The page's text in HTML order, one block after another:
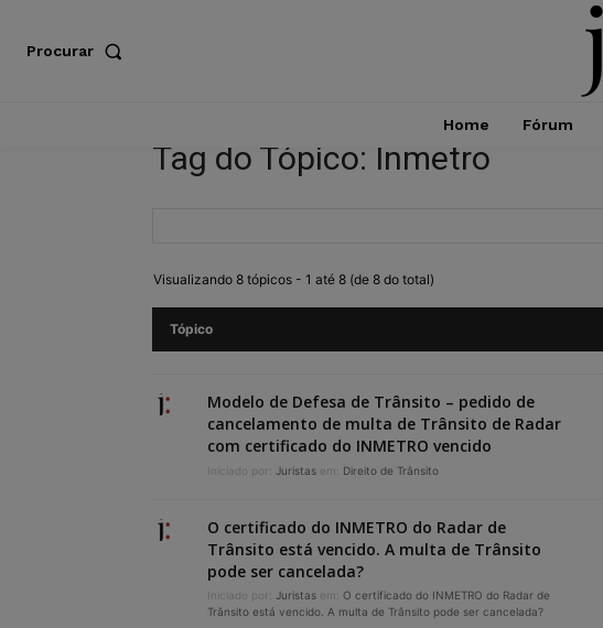
Procurar
Home Fórum
Tag do Tópico: Inmetro
Visualizando 8 tópicos - 1 até 8 (de 8 do total)
Tópico
Modelo de Defesa de Trânsito – pedido de
cancelamento de multa de Trânsito de Radar
com certificado do INMETRO vencido
Iniciado por: Juristas em: Direito de Trânsito
O certificado do INMETRO do Radar de
Trânsito está vencido. A multa de Trânsito
pode ser cancelada?
Iniciado por: Juristas em: O certificado do INMETRO do Radar de
Trânsito está vencido. A multa de Trânsito pode ser cancelada?